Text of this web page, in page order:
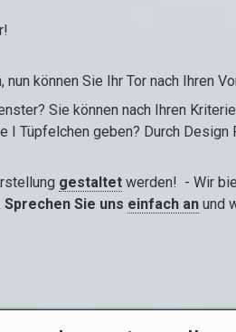
nun können Sie Ihr Tor nach
Sie können nach Ihren
I Tüpfelchen geben? Durch
gestaltet werden! - Wir
Sprechen Sie uns einfach an und